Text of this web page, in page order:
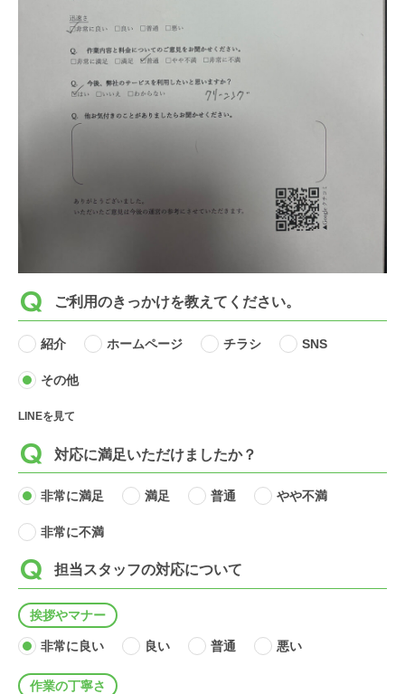
ご利用のきっかけを教えてください。
紹介 ホームページ チラシ SNS
その他
LINEを見て
対応に満足いただけましたか？
非常に満足 満足 普通 やや不満
非常に不満
担当スタッフの対応について
挨拶やマナー
非常に良い 良い 普通 悪い
作業の丁寧さ